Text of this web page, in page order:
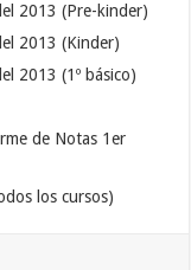
2013 (Pre-kinder)
2013 (Kinder)
2013 (1º básico)
de Notas 1er
los cursos)